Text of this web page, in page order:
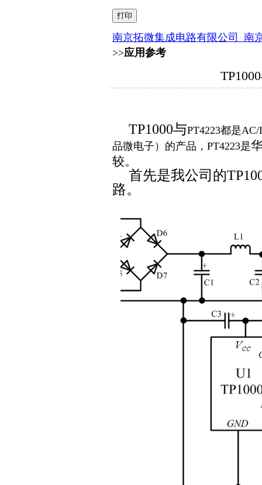
南京拓微集成电路有限公司_南
>>应用参考
TP1000与PT4223都是AC/
品微电子）的产品， PT4223是
较。
首先是我公司的
路。